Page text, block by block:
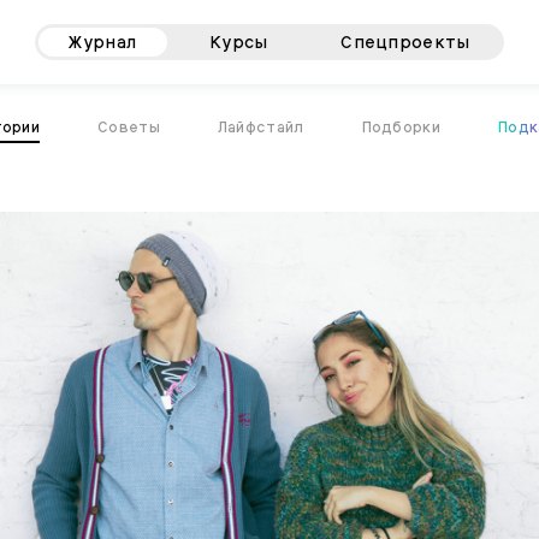
Журнал Курсы Спецпроекты
Советы Лайфстайл Подборки